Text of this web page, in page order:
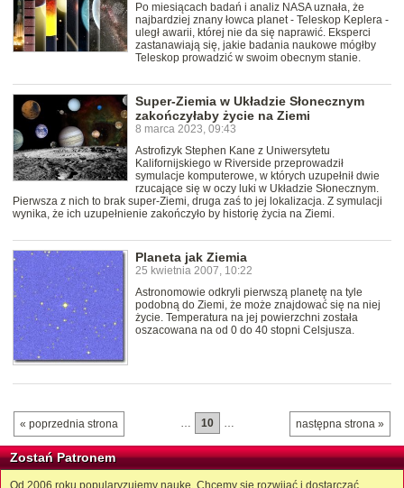
Po miesiącach badań i analiz NASA uznała, że
najbardziej znany łowca planet - Teleskop Keplera -
uległ awarii, której nie da się naprawić. Eksperci
zastanawiają się, jakie badania naukowe mógłby
Teleskop prowadzić w swoim obecnym stanie.
Super-Ziemia w Układzie Słonecznym
zakończyłaby życie na Ziemi
8 marca 2023, 09:43
Astrofizyk Stephen Kane z Uniwersytetu
Kalifornijskiego w Riverside przeprowadził
symulacje komputerowe, w których uzupełnił dwie
rzucające się w oczy luki w Układzie Słonecznym.
Pierwsza z nich to brak super-Ziemi, druga zaś to jej lokalizacja. Z symulacji
wynika, że ich uzupełnienie zakończyło by historię życia na Ziemi.
Planeta jak Ziemia
25 kwietnia 2007, 10:22
Astronomowie odkryli pierwszą planetę na tyle
podobną do Ziemi, że może znajdować się na niej
życie. Temperatura na jej powierzchni została
oszacowana na od 0 do 40 stopni Celsjusza.
« poprzednia strona następna strona »
… 10 …
Zostań Patronem